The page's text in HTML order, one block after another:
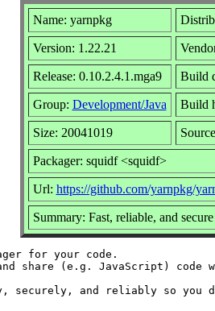
Name: yarnpkg
Version: 1.22.21
Release: 0.10.2.4.1.mga9 Build
Group: Development/Java Build
Size: 20041019
Packager: squidf <squidf>
Url: https://github.com/yarnpkg/
Summary: Fast, reliable, and
for your code.
share (e.g. JavaScript) code